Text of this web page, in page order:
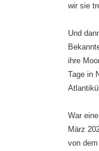
wir sie
Und
ihre
Tage in
War
März
von